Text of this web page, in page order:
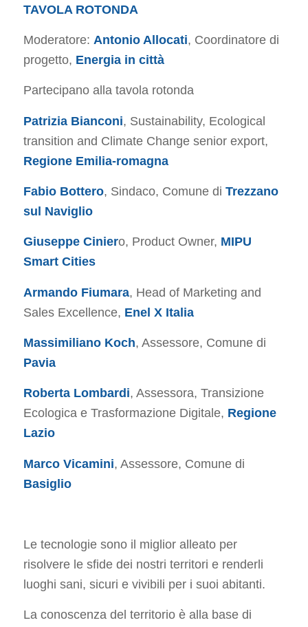
TAVOLA ROTONDA
Moderatore: Antonio Allocati, Coordinatore di
progetto, Energia in città
Partecipano alla tavola rotonda
Patrizia Bianconi, Sustainability, Ecological
transition and Climate Change senior export,
Regione Emilia-romagna
Fabio Bottero, Sindaco, Comune di Trezzano
sul Naviglio
Giuseppe Ciniero, Product Owner, MIPU
Smart Cities
Armando Fiumara, Head of Marketing and
Sales Excellence, Enel X Italia
Massimiliano Koch, Assessore, Comune di
Pavia
Roberta Lombardi, Assessora, Transizione
Ecologica e Trasformazione Digitale, Regione
Lazio
Marco Vicamini, Assessore, Comune di
Basiglio
Le tecnologie sono il miglior alleato per
risolvere le sfide dei nostri territori e renderli
luoghi sani, sicuri e vivibili per i suoi abitanti.
La conoscenza del territorio è alla base di